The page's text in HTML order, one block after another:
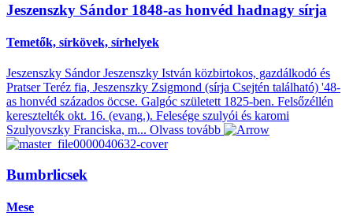
Jeszenszky Sándor 1848-as honvéd hadnagy sírja
Temetők, sírkövek, sírhelyek
Jeszenszky Sándor Jeszenszky István közbirtokos, gazdálkodó és
Pratser Teréz fia, Jeszenszky Zsigmond (sírja Csejtén található) '48-
as honvéd százados öccse. Galgóc született 1825-ben. Felsőzéllén
keresztelték okt. 16. (evang.). Felesége szulyói és karomi
Szulyovszky Franciska, m... Olvass tovább
Bumbrlicsek
Mese